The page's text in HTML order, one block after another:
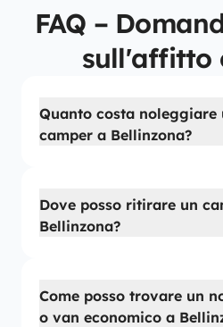
FAQ –
sull'affitto
Quanto costa noleggiare
camper a Bellinzona?
Dove posso ritirare un
Bellinzona?
Come posso trovare un
o van economico a